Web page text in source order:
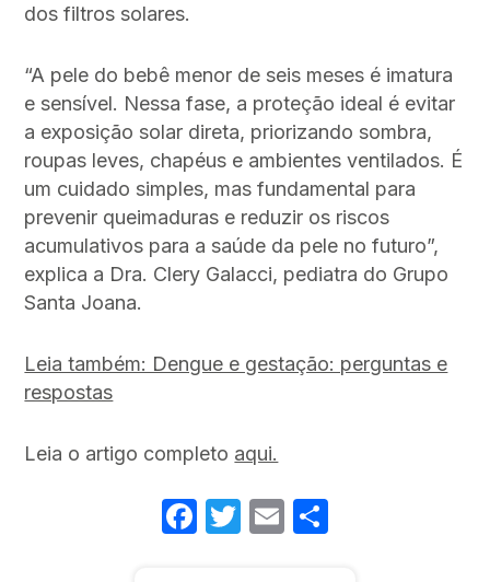
dos filtros solares.
“A pele do bebê menor de seis meses é imatura
e sensível. Nessa fase, a proteção ideal é evitar
a exposição solar direta, priorizando sombra,
roupas leves, chapéus e ambientes ventilados. É
um cuidado simples, mas fundamental para
prevenir queimaduras e reduzir os riscos
acumulativos para a saúde da pele no futuro”,
explica a Dra. Clery Galacci, pediatra do Grupo
Santa Joana.
Leia também: Dengue e gestação: perguntas e
respostas
Leia o artigo completo aqui.
Facebook
Twitter
Email